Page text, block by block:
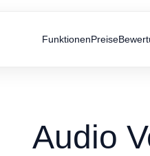
FunktionenPreise
Audio